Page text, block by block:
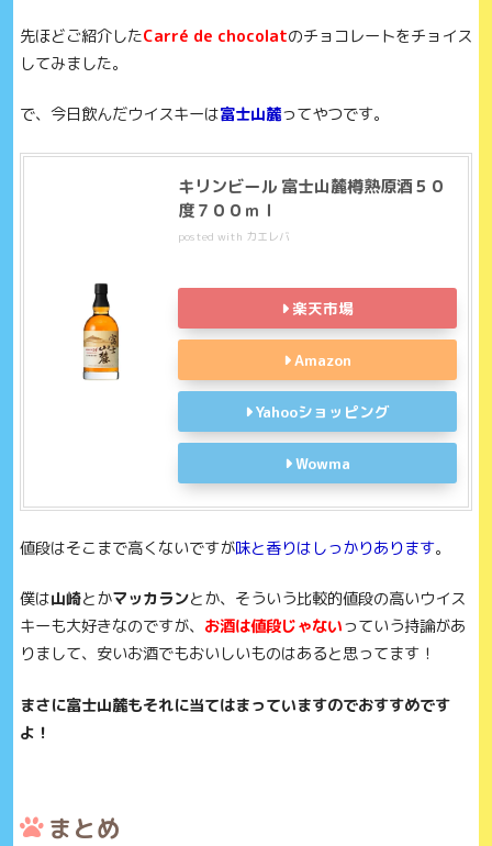
先ほどご紹介したCarré de chocolatのチョコレートをチョイス
してみました。
で、今日飲んだウイスキーは富士山麓ってやつです。
キリンビール 富士山麓樽熟原酒５０
度７００ｍｌ
posted with カエレバ
楽天市場
Amazon
Yahooショッピング
Wowma
値段はそこまで高くないですが味と香りはしっかりあります。
僕は山崎とかマッカランとか、そういう比較的値段の高いウイス
キーも大好きなのですが、 お酒は値段じゃないっていう持論があ
りまして、 安いお酒でもおいしいものはあると思ってます！
まさに富士山麓もそれに当てはまっていますのでおすすめです
よ！
まとめ